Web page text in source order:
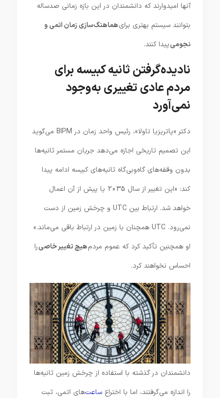
آنها امیدوارند که دانشمندان در این بازه زمانی صدساله
بتوانند سیستم بهتری برایهماهنگ‌سازی زمان اتمی و
نجومیپیدا کنند.
نادیده‌گرفتن ثانیه کبیسه برای
مردم عادی تغییری به‌وجود
نمی‌آورد
دکتر «پاتریزیا تاولا»، رئیس واحد زمان در BIPM می‌گوید
این تصمیم تاریخی اجازه می‌دهد جریان مستمر ثانیه‌ها
بدون وقفه‌های گاه‌وبی‌گاه ثانیه‌های کبیسه ادامه پیدا
کند: «این تغییر از سال 2035 یا پیش از آن اعمال
خواهد شد. ارتباط بین UTC و چرخش زمین از دست
نمی‌رود. UTC همچنان با زمین در ارتباط باقی می‌ماند.»
او همچنین تأکید کرد که عموم مردمهیچ تغییر خاصیرا
احساس نخواهند کرد.
دانشمندان در گذشته با استفاده از چرخش زمین ثانیه‌ها
را اندازه می‌گرفتند، اما با اختراع ساعت‌های اتمی، ثبت